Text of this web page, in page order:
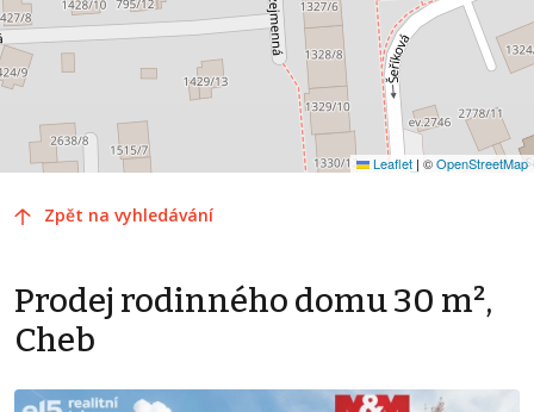
Leaflet | ©OpenStreetMap
Zpět na vyhledávání
Prodej rodinného domu 30 m²,
Cheb